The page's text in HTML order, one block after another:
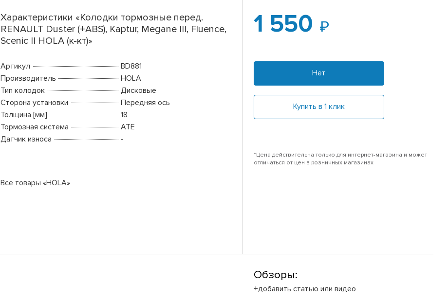
Характеристики «Колодки тормозные перед.
RENAULT Duster (+ABS), Kaptur, Megane III, Fluence,
Scenic II HOLA (к-кт)»
Артикул
BD881
Производитель
HOLA
Тип колодок
Дисковые
Сторона установки
Передняя ось
Толщина [мм]
18
Тормозная система
ATE
Датчик износа
-
Все товары «HOLA»
1 550
Нет
Купить в 1 клик
*Цена действительна только для интернет-магазина и может
отличаться от цен в розничных магазинах
Обзоры:
+добавить статью или видео